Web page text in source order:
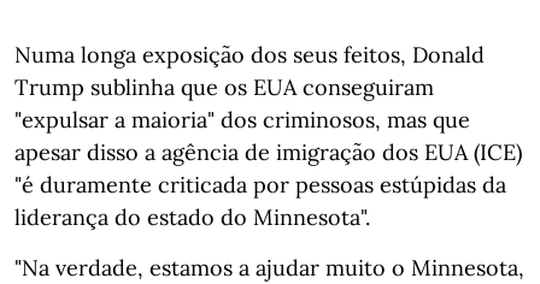
Numa longa exposição dos seus feitos, Donald
Trump sublinha que os EUA conseguiram
"expulsar a maioria" dos criminosos, mas que
apesar disso a agência de imigração dos EUA (ICE)
"é duramente criticada por pessoas estúpidas da
liderança do estado do Minnesota".
"Na verdade, estamos a ajudar muito o Minnesota,